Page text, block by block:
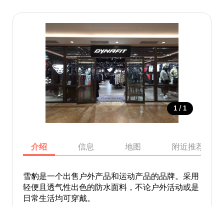
1 / 1
介绍 信息 地图 附近推荐景点
雪豹是一个出售户外产品和运动产品的品牌。采用
轻便且透气性出色的防水面料，不论户外活动或是
日常生活均可穿戴。